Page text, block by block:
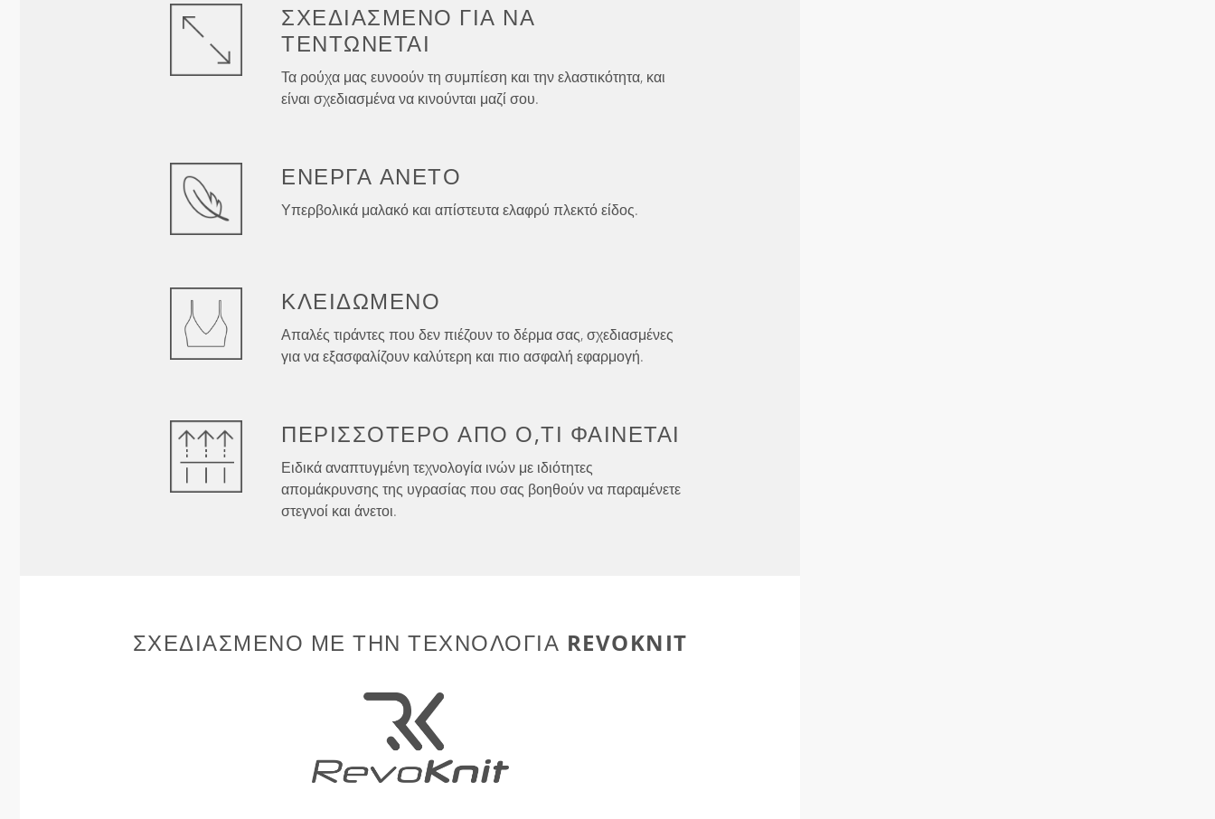
ΣΧΕΔΙΑΣΜΈΝΟ ΓΙΑ ΝΑ
ΤΕΝΤΏΝΕΤΑΙ
Τα ρούχα μας ευνοούν τη συμπίεση και την ελαστικότητα, και
είναι σχεδιασμένα να κινούνται μαζί σου.
ΕΝΕΡΓΑ ΑΝΕΤΟ
Υπερβολικά μαλακό και απίστευτα ελαφρύ πλεκτό είδος.
ΚΛΕΙΔΩΜΈΝΟ
Απαλές τιράντες που δεν πιέζουν το δέρμα σας, σχεδιασμένες
για να εξασφαλίζουν καλύτερη και πιο ασφαλή εφαρμογή.
ΠΕΡΙΣΣΌΤΕΡΟ ΑΠΌ Ό,ΤΙ ΦΑΊΝΕΤΑΙ
Ειδικά αναπτυγμένη τεχνολογία ινών με ιδιότητες
απομάκρυνσης της υγρασίας που σας βοηθούν να παραμένετε
στεγνοί και άνετοι.
ΣΧΕΔΙΑΣΜΈΝΟ ΜΕ ΤΗΝ ΤΕΧΝΟΛΟΓΊΑ REVOKNIT